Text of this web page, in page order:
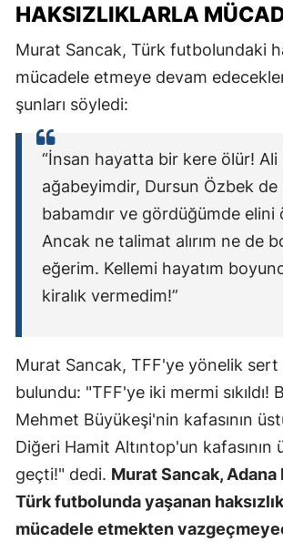
HAKSIZLIKLARLA
Murat Sancak, Türk futbolundaki
mücadele etmeye devam
şunları söyledi:
“İnsan hayatta bir kere ölür! Ali
ağabeyimdir, Dursun Özbek de
babamdır ve gördüğümde elini
Ancak ne talimat alırım ne de
eğerim. Kellemi hayatım
kiralık vermedim!”
Murat Sancak, TFF'ye yönelik
bulundu: "TFF'ye iki mermi sıkıldı!
Mehmet Büyükeşi'nin kafasının
Diğeri Hamit Altıntop'un kafasının
geçti!" dedi. Murat Sancak,
Türk futbolunda yaşanan
mücadele etmekten